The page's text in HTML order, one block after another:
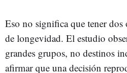
Eso no significa que tener dos
de longevidad. El estudio
grandes grupos, no destinos
afirmar que una decisión